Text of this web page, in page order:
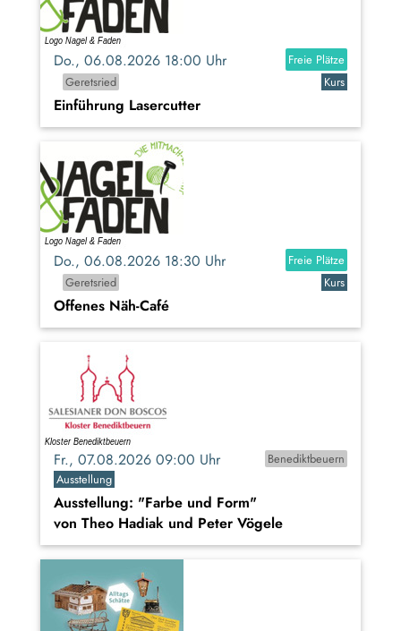
Do., 06.08.2026 18:00 Uhr
Freie Plätze
Geretsried
Kurs
Einführung Lasercutter
Do., 06.08.2026 18:30 Uhr
Freie Plätze
Geretsried
Kurs
Offenes Näh-Café
Fr., 07.08.2026 09:00 Uhr
Benediktbeuern
Ausstellung
Ausstellung: "Farbe und Form"
von Theo Hadiak und Peter Vögele